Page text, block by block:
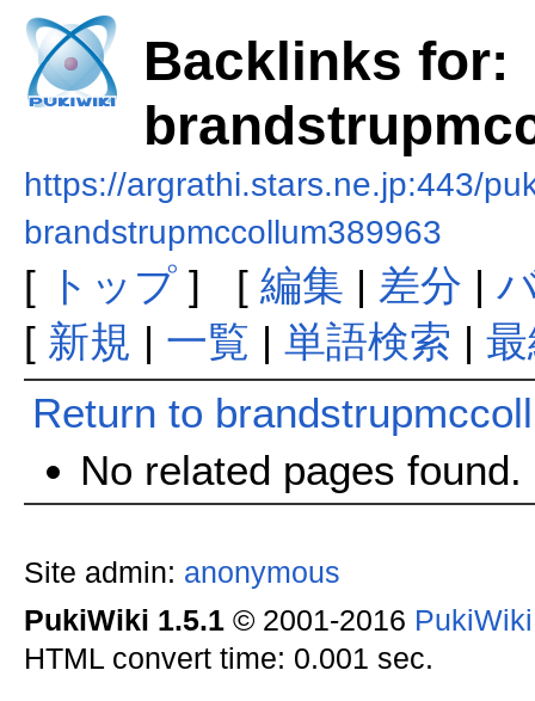
Backlinks for:
https://argrathi.stars.ne.jp:443/
brandstrupmccollum389963
[ トップ] [ 編集 | 差分 |
[ 新規 | 一覧 | 単語検索 |
Return to
No related pages found.
Site admin: anonymous
PukiWiki 1.5.1© 2001-2016
HTML convert time: 0.001 sec.